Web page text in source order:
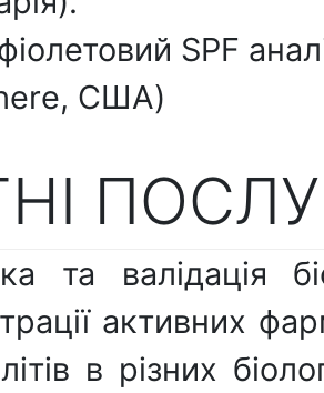
SPF
США)
та валідація
активних
в різних